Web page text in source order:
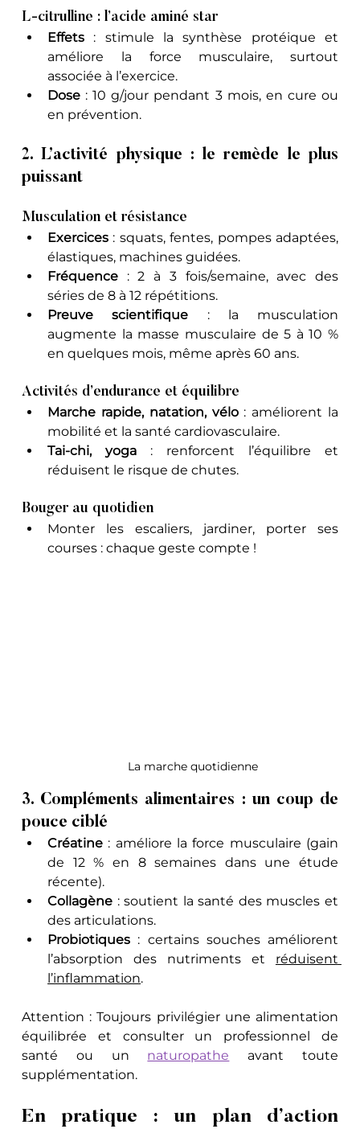
L-citrulline : l’acide aminé star
Effets : stimule la synthèse protéique et
améliore la force musculaire, surtout
associée à l’exercice.
Dose : 10 g/jour pendant 3 mois, en cure ou
en prévention.
2. L’activité physique : le remède le plus
puissant
Musculation et résistance
Exercices : squats, fentes, pompes adaptées,
élastiques, machines guidées.
Fréquence : 2 à 3 fois/semaine, avec des
séries de 8 à 12 répétitions.
Preuve scientifique : la musculation
augmente la masse musculaire de 5 à 10 %
en quelques mois, même après 60 ans.
Activités d’endurance et équilibre
Marche rapide, natation, vélo : améliorent la
mobilité et la santé cardiovasculaire.
Tai-chi, yoga : renforcent l’équilibre et
réduisent le risque de chutes.
Bouger au quotidien
Monter les escaliers, jardiner, porter ses
courses : chaque geste compte !
La marche quotidienne
3. Compléments alimentaires : un coup de
pouce ciblé
Créatine : améliore la force musculaire (gain
de 12 % en 8 semaines dans une étude
récente).
Collagène : soutient la santé des muscles et
des articulations.
Probiotiques : certains souches améliorent
l’absorption des nutriments et réduisent
l’inflammation.
Attention : Toujours privilégier une alimentation
équilibrée et consulter un professionnel de
santé ou un naturopathe avant toute
supplémentation.
En pratique : un plan d’action